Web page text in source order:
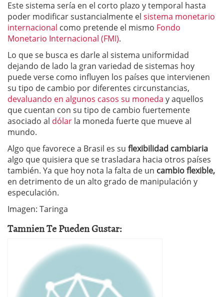
Este sistema sería en el corto plazo y temporal hasta
poder modificar sustancialmente el sistema monetario
internacional como pretende el mismo Fondo
Monetario Internacional (FMI).
Lo que se busca es darle al sistema uniformidad
dejando de lado la gran variedad de sistemas hoy
puede verse como influyen los países que intervienen
su tipo de cambio por diferentes circunstancias,
devaluando en algunos casos su moneda y aquellos
que cuentan con su tipo de cambio fuertemente
asociado al dólar la moneda fuerte que mueve al
mundo.
Algo que favorece a Brasil es su flexibilidad cambiaria
algo que quisiera que se trasladara hacia otros países
también. Ya que hoy nota la falta de un cambio flexible,
en detrimento de un alto grado de manipulación y
especulación.
Imagen: Taringa
Tamnien Te Pueden Gustar: